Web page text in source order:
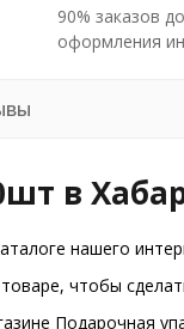
90% заказов
оформления
в
нашего
чтобы
Подарочная